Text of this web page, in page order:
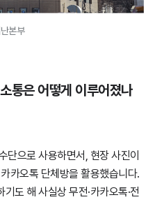
본부
통은 어떻게 이루어졌나
단으로 사용하면서, 현장 사진이
카오톡 단체방을 활용했습니다.
도 해 사실상 무전·카카오톡·전